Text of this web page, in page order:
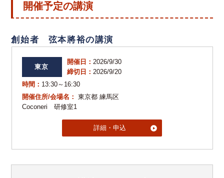
開催予定の講演
創始者 弦本將裕の講演
東京
開催日： 2026/9/30
締切日： 2026/9/20
時間： 13:30～16:30
開催住所/会場名： 東京都 練馬区
Coconeri 研修室1
詳細・申込